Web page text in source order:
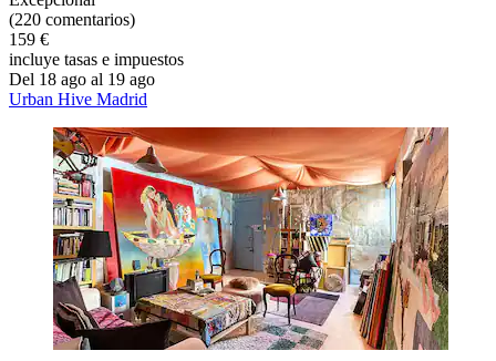
(220 comentarios)
159 €
incluye tasas e impuestos
Del 18 ago al 19 ago
Urban Hive Madrid